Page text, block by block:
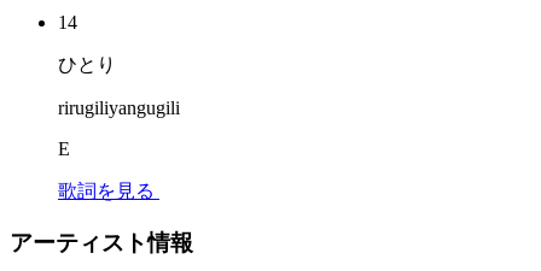
14
ひとり
rirugiliyangugili
E
歌詞を見る
アーティスト情報